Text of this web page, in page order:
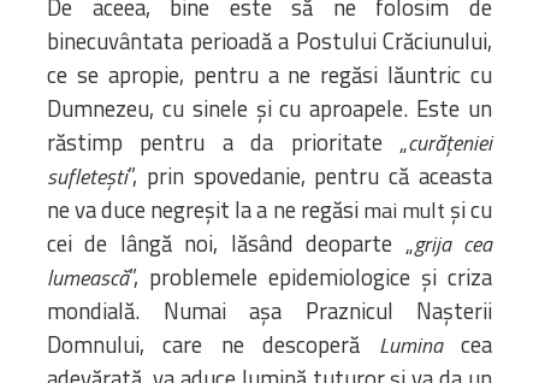
binecuvântata perioadă a Postului Crăciunului,
ce se apropie, pentru a ne regăsi lăuntric cu
Dumnezeu, cu sinele și cu aproapele. Este un
răstimp pentru a da prioritate „curățeniei
sufletești”, prin spovedanie, pentru că aceasta
ne va duce negreșit la a ne regăsimai mult și cu
cei de lângă noi, lăsând deoparte „grija cea
lumească”, problemele epidemiologice și criza
mondială. Numai așa Praznicul Nașterii
Domnului, care ne descoperă Luminacea